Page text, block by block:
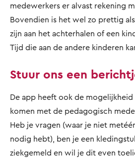
medewerkers er alvast rekening
Bovendien is het wel zo prettig
zijn aan het achterhalen of een
Tijd die aan de andere kinderen
Stuur ons een
De app heeft ook de
komen met de pedagogisch
Heb je vragen (waar je niet
nodig hebt), ben je een
ziekgemeld en wil je dit even